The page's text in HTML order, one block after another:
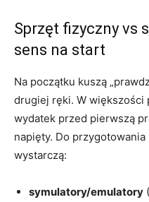
Sprzęt fizyczny vs
sens na start
Na początku kuszą
drugiej ręki. W większości
wydatek przed pierwszą
napięty. Do
wystarczą:
symulatory/emulatory